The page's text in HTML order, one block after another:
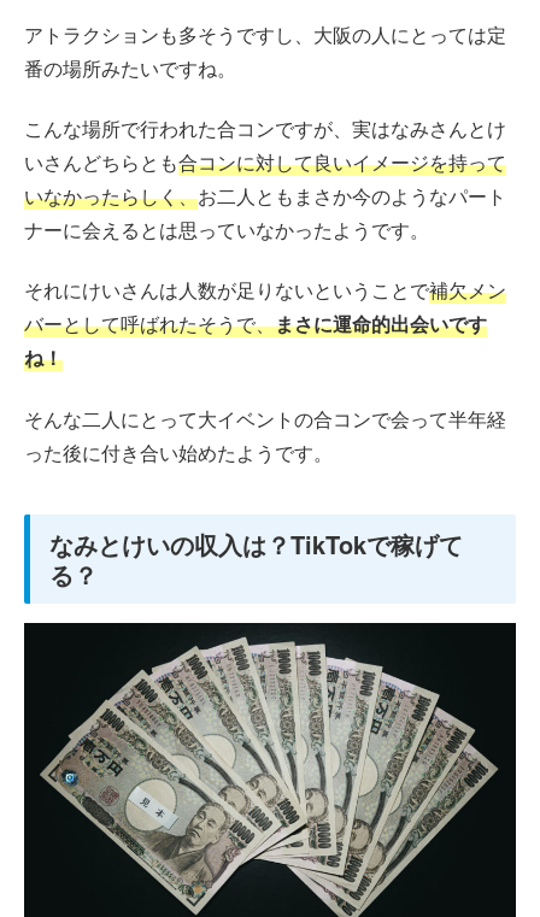
アトラクションも多そうですし、大阪の人にとっては定
番の場所みたいですね。
こんな場所で行われた合コンですが、実はなみさんとけ
いさんどちらとも合コンに対して良いイメージを持って
いなかったらしく、お二人ともまさか今のようなパート
ナーに会えるとは思っていなかったようです。
それにけいさんは人数が足りないということで補欠メン
バーとして呼ばれたそうで、まさに運命的出会いです
ね！
そんな二人にとって大イベントの合コンで会って半年経
った後に付き合い始めたようです。
なみとけいの収入は？TikTokで稼げて
る？